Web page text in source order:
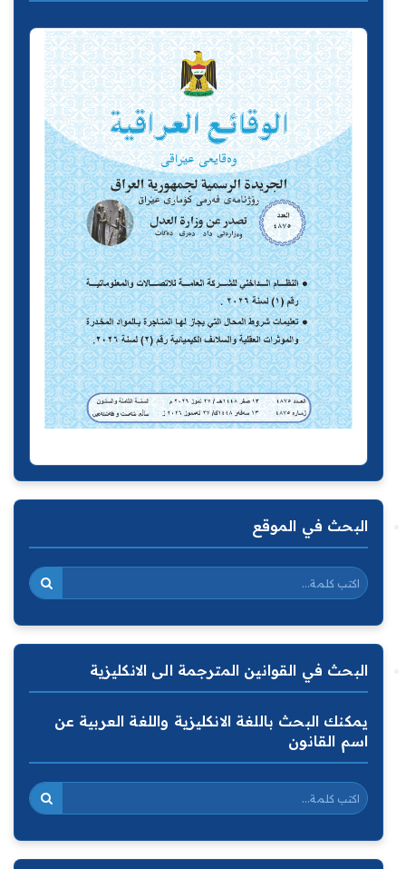
البحث في الموقع
البحث في القوانين المترجمة الى الانكليزية
يمكنك البحث باللغة الانكليزية واللغة العربية عن
اسم القانون